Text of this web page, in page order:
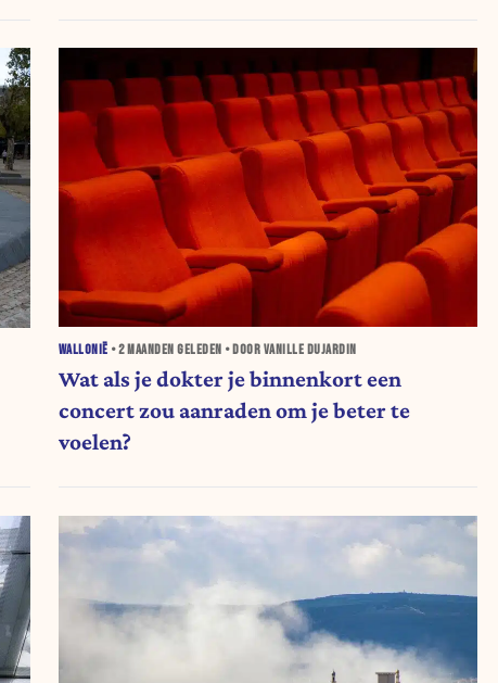
WALLONIË •2 MAANDEN GELEDEN • DOOR VANILLE DUJARDIN
Wat als je dokter je binnenkort een
concert zou aanraden om je beter te
voelen?